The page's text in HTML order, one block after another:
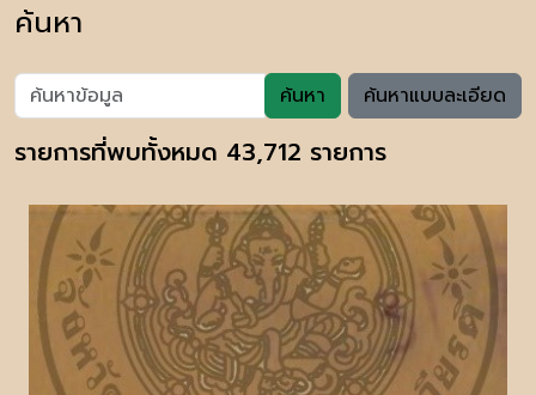
ค้นหา
ค้นหา ค้นหาแบบละเอียด
รายการที่พบทั้งหมด 43,712 รายการ